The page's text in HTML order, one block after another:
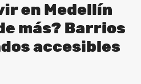
en Medellín
más? Barrios
accesibles